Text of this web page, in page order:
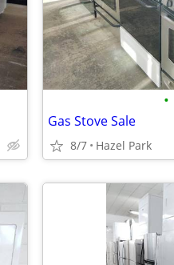
•
Gas Stove Sale
8/7 Hazel Park